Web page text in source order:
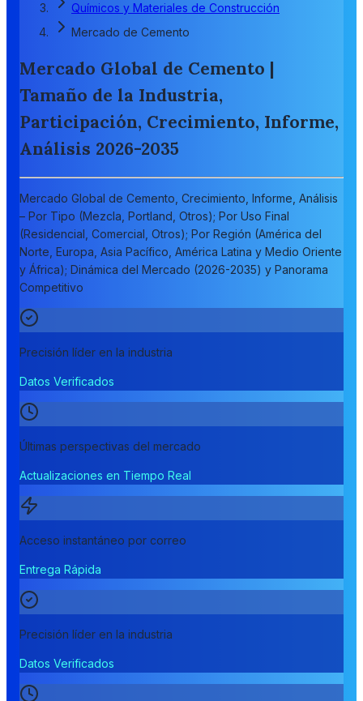
Químicos y Materiales de Construcción
Mercado de Cemento
Mercado Global de Cemento |
Tamaño de la Industria,
Participación, Crecimiento, Informe,
Análisis 2026-2035
Mercado Global de Cemento, Crecimiento, Informe, Análisis
– Por Tipo (Mezcla, Portland, Otros); Por Uso Final
(Residencial, Comercial, Otros); Por Región (América del
Norte, Europa, Asia Pacífico, América Latina y Medio Oriente
y África); Dinámica del Mercado (2026-2035) y Panorama
Competitivo
Precisión líder en la industria
Datos Verificados
Últimas perspectivas del mercado
Actualizaciones en Tiempo Real
Acceso instantáneo por correo
Entrega Rápida
Precisión líder en la industria
Datos Verificados